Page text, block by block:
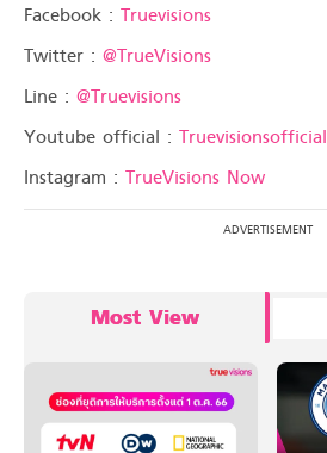
Facebook : Truevisions
Twitter : @TrueVisions
Line : @Truevisions
Youtube official : Truevisionsofficial
Instagram : TrueVisions Now
Most View